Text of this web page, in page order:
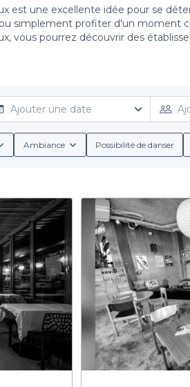
est une excellente idée pour se
simplement profiter d'un moment
vous pourrez découvrir des
permet de naviguer aisément à
une diversité d’offres,
aux mocktails désaltérants. Grâce à
d'une expérience unique :
selon vos préférences. Que vous
de service irréprochable. Explorez
de votre afterwork, faites confiance
qui correspond parfaitement à vos
Ajouter une date
Ambiance Possibilité de danser